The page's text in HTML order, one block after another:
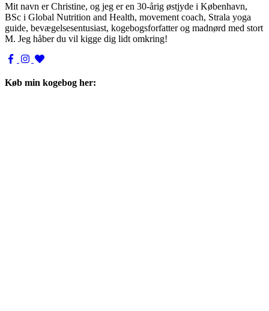
Mit navn er Christine, og jeg er en 30-årig østjyde i København,
BSc i Global Nutrition and Health, movement coach, Strala yoga
guide, bevægelsesentusiast, kogebogsforfatter og madnørd med stort
M. Jeg håber du vil kigge dig lidt omkring!
Køb min kogebog her: